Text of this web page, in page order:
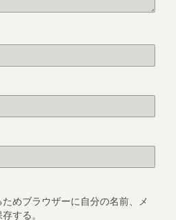
めブラウザーに自分の名前、メ
する。